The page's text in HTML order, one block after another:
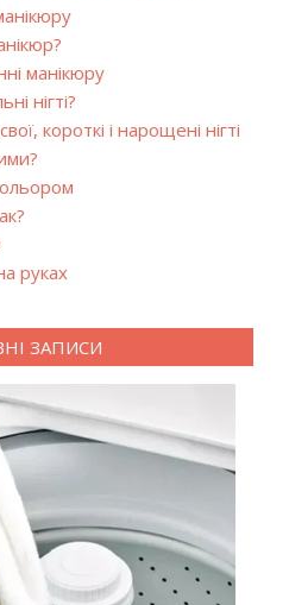
манікюру
нігті?
короткі і нарощені нігті
руках
ЗАПИСИ